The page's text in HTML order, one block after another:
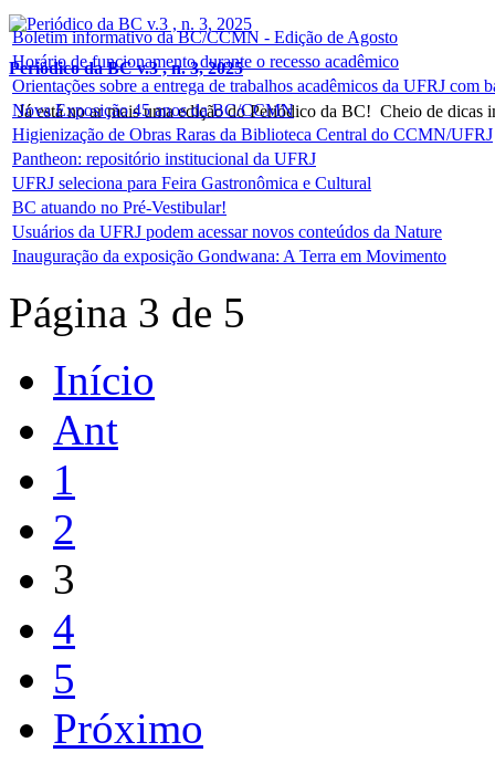
Periódico da BC v.3 , n. 3, 2025
Já está no ar mais uma edição do Periódico da BC! Cheio de dicas
Boletim informativo da BC/CCMN - Edição de Agosto
Horário de funcionamento durante o recesso acadêmico
Orientações sobre a entrega de trabalhos acadêmicos da UFRJ
Nova Exposição 45 anos da BC/CCMN
Higienização de Obras Raras da Biblioteca Central do CCMN/UFRJ
Pantheon: repositório institucional da UFRJ
UFRJ seleciona para Feira Gastronômica e Cultural
BC atuando no Pré-Vestibular!
Usuários da UFRJ podem acessar novos conteúdos da Nature
Inauguração da exposição Gondwana: A Terra em Movimento
Página 3 de 5
Início
Ant
1
2
3
4
5
Próximo